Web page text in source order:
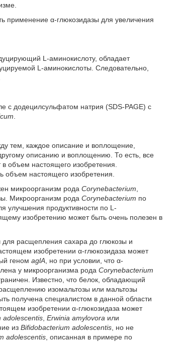
применение α-глюкозидазы для увеличения
L-аминокислоту, обладает
L-аминокислоты. Следовательно,
с додецилсульфатом натрия (SDS-PAGE) с
тем, каждое описание и воплощение,
описанию и воплощению. То есть, все
объем настоящего изобретения.
объем настоящего изобретения.
микроорганизм родаCorynebacterium
Микроорганизм родаCorynebacterium по
улучшения продуктивности по L-
изобретению может быть очень полезен в
для расщепления сахара до глюкозы и
изобретении α-глюкозидаза может
геномaglA , но при условии, что α-
у микроорганизма родаCorynebacterium
Известно, что белок, обладающий
изомальтозы или мальтозы
получена специалистом в данной области
изобретении α-глюкозидаза может
adolescentis ,Erwinia amylovora или
изBifidobacterium adolescentis , но не
adolescentis , описанная в примере по